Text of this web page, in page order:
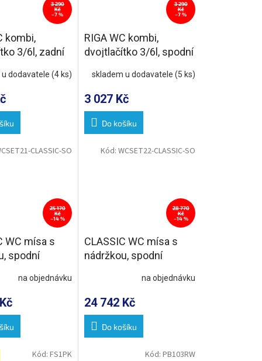
3 290
Kč
–7 %
kombi,
3/6l, zadní
u dodavatele(4 ks)
3 290
Kč
–7 %
RIGA WC kombi,
dvojtlačítko 3/6l, spodní
skladem u dodavatele (5 ks)
3 027 Kč
Do košíku
25 170
Kč
–14 %
WC mísa s
spodní
na objednávku
CLASSIC-SO
28 770
Kč
–14 %
CLASSIC WC mísa s
nádržkou, spodní
na objednávku
24 742 Kč
Do košíku
Kód: WCSET22-CLASSIC-SO
Kód:FS1PK Kód: PB103RW